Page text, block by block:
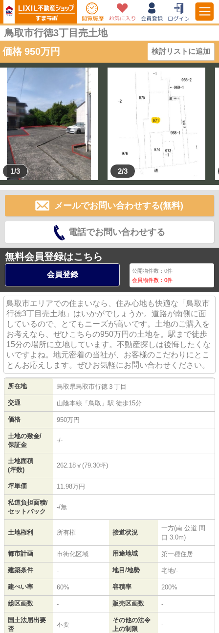
鳥取市行徳3丁目売土地
価格 950万円 検討リストに追加
1/3 2/3
メールでお問い合わせする(無料)
電話でお問い合わせする
無料会員登録はこちら
会員登録 公開物件数：0件
会員物件数：0件
鳥取市エリアでの住まいなら、住み心地も快適な「鳥取市
行徳3丁目売土地」はいかがでしょうか。道路が南側に面
しているので、とてもニーズが高いです。土地のご購入を
お考えなら、ぜひこちらの950万円の土地を。駅まで徒歩
15分の場所に立地しています。不動産探しは後悔したくな
いですよね。地元密着の当社が、お客様のこだわりにとこ
とんお応えします。ぜひお気軽にお問い合わせください。
所在地 鳥取県鳥取市行徳 ３丁目
交通 山陰本線 「 鳥取 」駅 徒歩15分
価格 950万円
土地の敷金/
保証金
-/-
土地面積
(坪数)
262.18㎡(79.30坪)
坪単価 11.98万円
私道負担面積/
セットバック
-/無
土地権利 所有権 接道状況
一方(南 公道 間
口 3.0m)
都市計画 市街化区域 用途地域 第一種住居
建築条件 - 地目/地勢 宅地/-
建ぺい率 60% 容積率 200%
総区画数 - 販売区画数 -
国土法届出要
否
不要
その他の法令
上の制限
-